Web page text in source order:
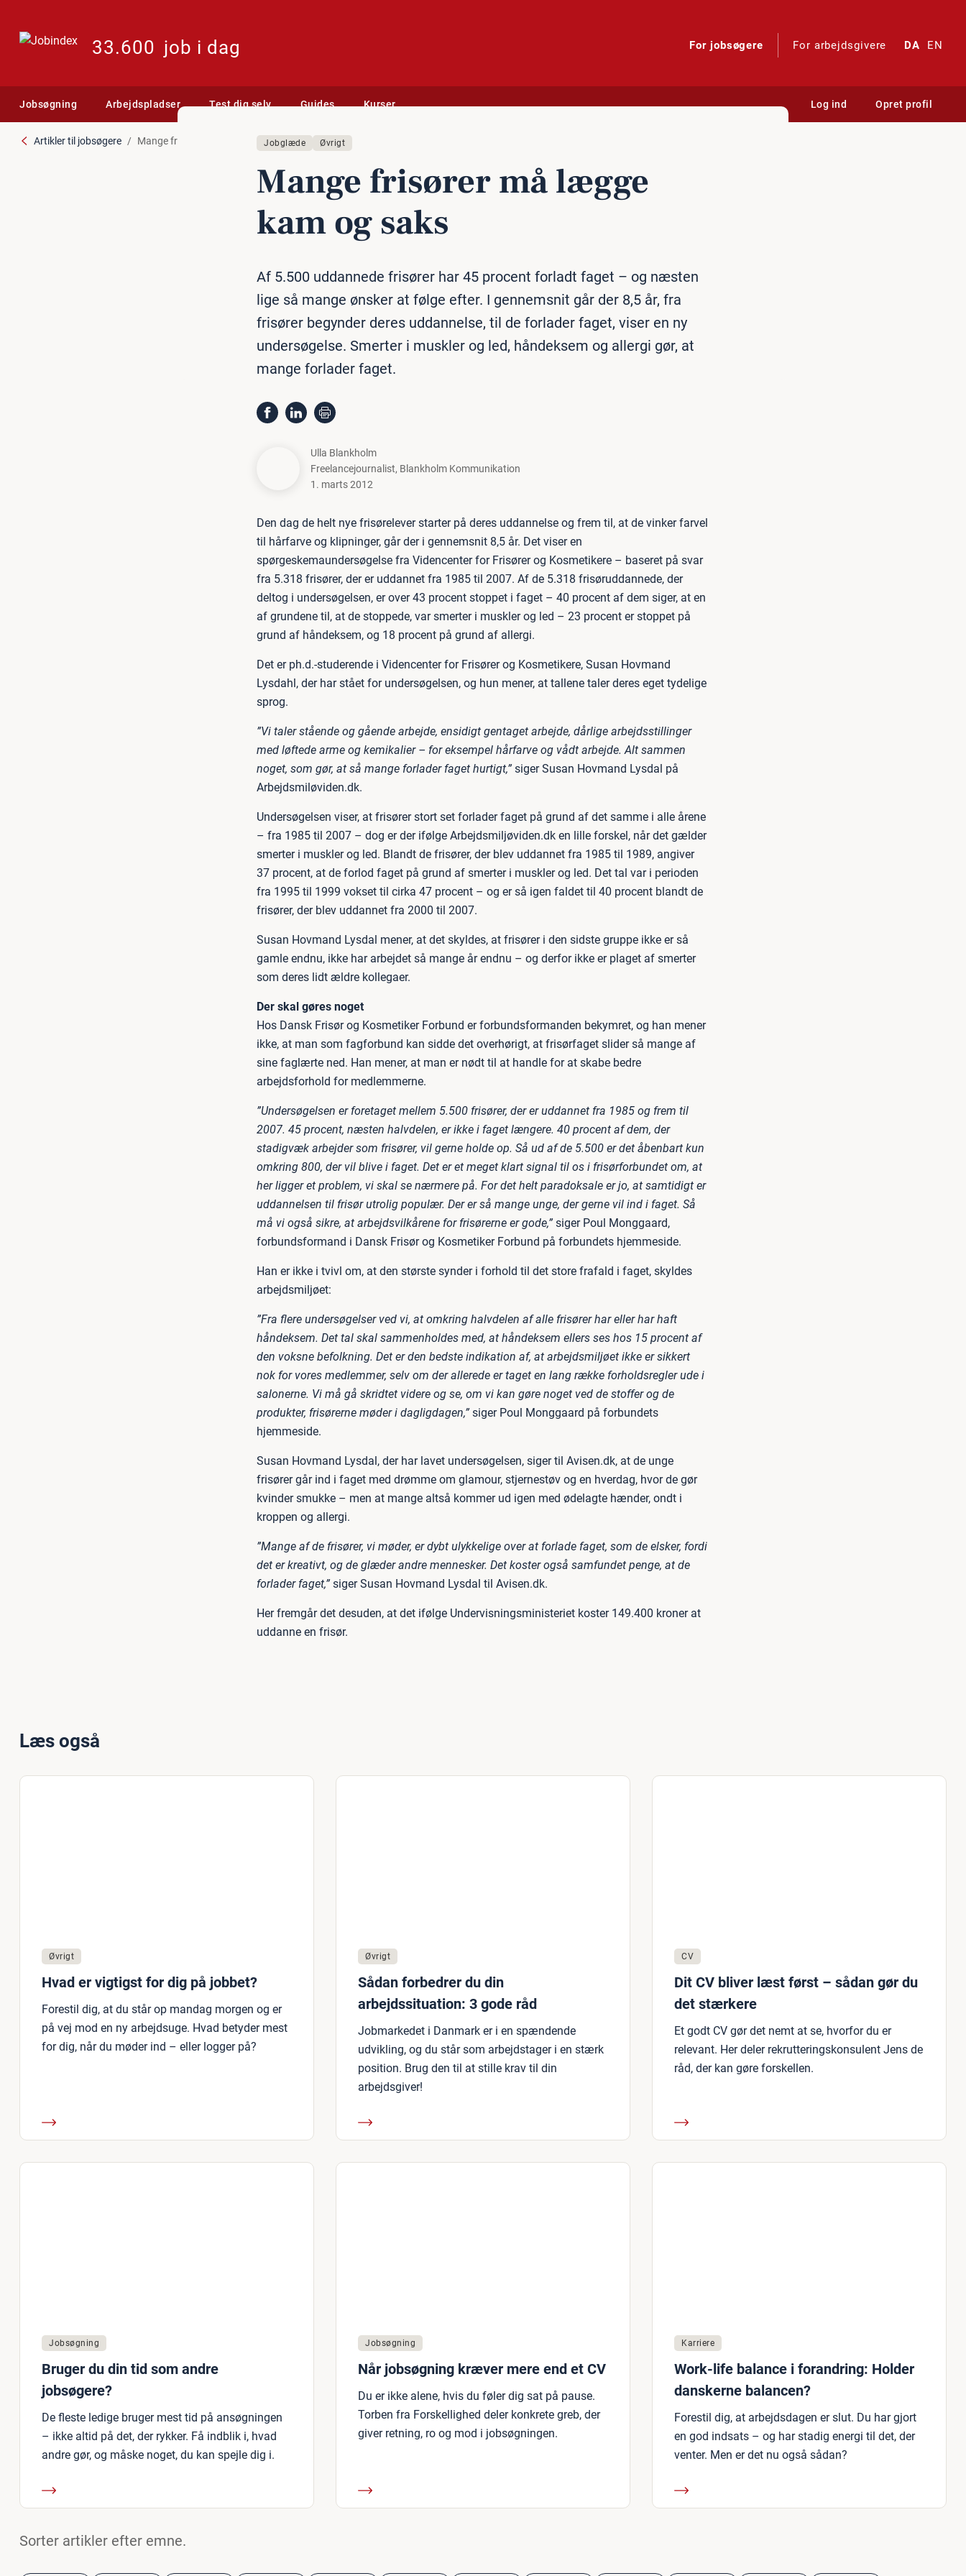
33.600 job i dag For jobsøgere For arbejdsgivere DA EN
Jobsøgning Arbejdspladser Test dig selv Guides Kurser Log ind Opret profil
Artikler til jobsøgere Mange frisører må lægge kam og saks
Jobglæde Øvrigt
Mange frisører må lægge
kam og saks
Af 5.500 uddannede frisører har 45 procent forladt faget – og næsten
lige så mange ønsker at følge efter. I gennemsnit går der 8,5 år, fra
frisører begynder deres uddannelse, til de forlader faget, viser en ny
undersøgelse. Smerter i muskler og led, håndeksem og allergi gør, at
mange forlader faget.
Ulla Blankholm
Freelancejournalist, Blankholm Kommunikation
1. marts 2012
Den dag de helt nye frisørelever starter på deres uddannelse og frem til, at de vinker farvel
til hårfarve og klipninger, går der i gennemsnit 8,5 år. Det viser en
spørgeskemaundersøgelse fra Videncenter for Frisører og Kosmetikere – baseret på svar
fra 5.318 frisører, der er uddannet fra 1985 til 2007. Af de 5.318 frisøruddannede, der
deltog i undersøgelsen, er over 43 procent stoppet i faget – 40 procent af dem siger, at en
af grundene til, at de stoppede, var smerter i muskler og led – 23 procent er stoppet på
grund af håndeksem, og 18 procent på grund af allergi.
Det er ph.d.-studerende i Videncenter for Frisører og Kosmetikere, Susan Hovmand
Lysdahl, der har stået for undersøgelsen, og hun mener, at tallene taler deres eget tydelige
sprog.
”Vi taler stående og gående arbejde, ensidigt gentaget arbejde, dårlige arbejdsstillinger
med løftede arme og kemikalier – for eksempel hårfarve og vådt arbejde. Alt sammen
noget, som gør, at så mange forlader faget hurtigt,” siger Susan Hovmand Lysdal på
Arbejdsmiløviden.dk.
Undersøgelsen viser, at frisører stort set forlader faget på grund af det samme i alle årene
– fra 1985 til 2007 – dog er der ifølge Arbejdsmiljøviden.dk en lille forskel, når det gælder
smerter i muskler og led. Blandt de frisører, der blev uddannet fra 1985 til 1989, angiver
37 procent, at de forlod faget på grund af smerter i muskler og led. Det tal var i perioden
fra 1995 til 1999 vokset til cirka 47 procent – og er så igen faldet til 40 procent blandt de
frisører, der blev uddannet fra 2000 til 2007.
Susan Hovmand Lysdal mener, at det skyldes, at frisører i den sidste gruppe ikke er så
gamle endnu, ikke har arbejdet så mange år endnu – og derfor ikke er plaget af smerter
som deres lidt ældre kollegaer.
Der skal gøres noget
Hos Dansk Frisør og Kosmetiker Forbund er forbundsformanden bekymret, og han mener
ikke, at man som fagforbund kan sidde det overhørigt, at frisørfaget slider så mange af
sine faglærte ned. Han mener, at man er nødt til at handle for at skabe bedre
arbejdsforhold for medlemmerne.
”Undersøgelsen er foretaget mellem 5.500 frisører, der er uddannet fra 1985 og frem til
2007. 45 procent, næsten halvdelen, er ikke i faget længere. 40 procent af dem, der
stadigvæk arbejder som frisører, vil gerne holde op. Så ud af de 5.500 er det åbenbart kun
omkring 800, der vil blive i faget. Det er et meget klart signal til os i frisørforbundet om, at
her ligger et problem, vi skal se nærmere på. For det helt paradoksale er jo, at samtidigt er
uddannelsen til frisør utrolig populær. Der er så mange unge, der gerne vil ind i faget. Så
må vi også sikre, at arbejdsvilkårene for frisørerne er gode,” siger Poul Monggaard,
forbundsformand i Dansk Frisør og Kosmetiker Forbund på forbundets hjemmeside.
Han er ikke i tvivl om, at den største synder i forhold til det store frafald i faget, skyldes
arbejdsmiljøet:
”Fra flere undersøgelser ved vi, at omkring halvdelen af alle frisører har eller har haft
håndeksem. Det tal skal sammenholdes med, at håndeksem ellers ses hos 15 procent af
den voksne befolkning. Det er den bedste indikation af, at arbejdsmiljøet ikke er sikkert
nok for vores medlemmer, selv om der allerede er taget en lang række forholdsregler ude i
salonerne. Vi må gå skridtet videre og se, om vi kan gøre noget ved de stoffer og de
produkter, frisørerne møder i dagligdagen,” siger Poul Monggaard på forbundets
hjemmeside.
Susan Hovmand Lysdal, der har lavet undersøgelsen, siger til Avisen.dk, at de unge
frisører går ind i faget med drømme om glamour, stjernestøv og en hverdag, hvor de gør
kvinder smukke – men at mange altså kommer ud igen med ødelagte hænder, ondt i
kroppen og allergi.
”Mange af de frisører, vi møder, er dybt ulykkelige over at forlade faget, som de elsker, fordi
det er kreativt, og de glæder andre mennesker. Det koster også samfundet penge, at de
forlader faget,” siger Susan Hovmand Lysdal til Avisen.dk.
Her fremgår det desuden, at det ifølge Undervisningsministeriet koster 149.400 kroner at
uddanne en frisør.
Læs også
Øvrigt
Hvad er vigtigst for dig på jobbet?
Forestil dig, at du står op mandag morgen og er
på vej mod en ny arbejdsuge. Hvad betyder mest
for dig, når du møder ind – eller logger på?
Øvrigt
Sådan forbedrer du din
arbejdssituation: 3 gode råd
Jobmarkedet i Danmark er i en spændende
udvikling, og du står som arbejdstager i en stærk
position. Brug den til at stille krav til din
arbejdsgiver!
CV
Dit CV bliver læst først – sådan gør du
det stærkere
Et godt CV gør det nemt at se, hvorfor du er
relevant. Her deler rekrutteringskonsulent Jens de
råd, der kan gøre forskellen.
Jobsøgning
Bruger du din tid som andre
jobsøgere?
De fleste ledige bruger mest tid på ansøgningen
– ikke altid på det, der rykker. Få indblik i, hvad
andre gør, og måske noget, du kan spejle dig i.
Jobsøgning
Når jobsøgning kræver mere end et CV
Du er ikke alene, hvis du føler dig sat på pause.
Torben fra Forskellighed deler konkrete greb, der
giver retning, ro og mod i jobsøgningen.
Karriere
Work-life balance i forandring: Holder
danskerne balancen?
Forestil dig, at arbejdsdagen er slut. Du har gjort
en god indsats – og har stadig energi til det, der
venter. Men er det nu også sådan?
Sorter artikler efter emne.